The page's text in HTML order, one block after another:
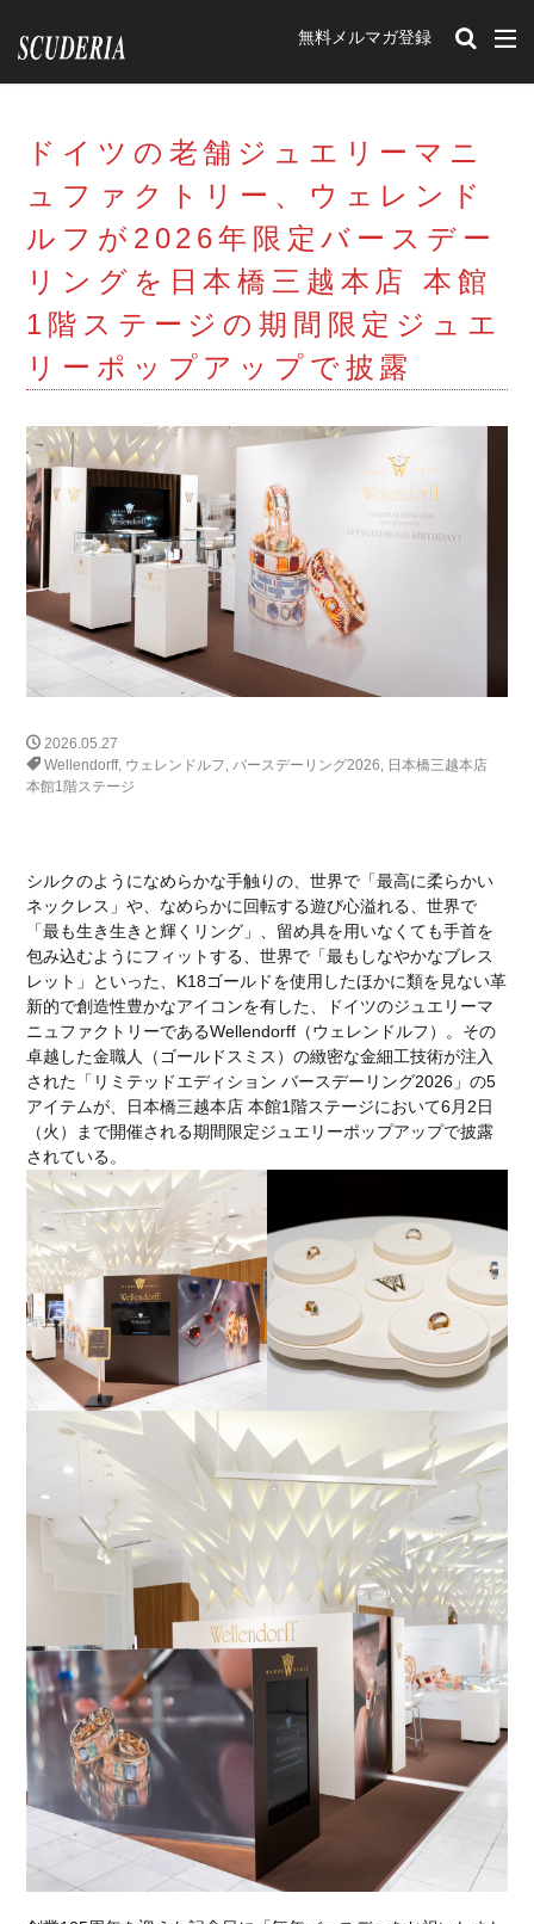
無料メルマガ登録
ドイツの老舗ジュエリーマニ
ュファクトリー、ウェレンド
ルフが2026年限定バースデー
リングを日本橋三越本店 本館
1階ステージの期間限定ジュエ
リーポップアップで披露
2026.05.27
Wellendorff, ウェレンドルフ, バースデーリング2026, 日本橋三越本店
本館1階ステージ
シルクのようになめらかな手触りの、世界で「最高に柔らかい
ネックレス」や、なめらかに回転する遊び心溢れる、世界で
「最も生き生きと輝くリング」、留め具を用いなくても手首を
包み込むようにフィットする、世界で「最もしなやかなブレス
レット」といった、K18ゴールドを使用したほかに類を見ない革
新的で創造性豊かなアイコンを有した、ドイツのジュエリーマ
ニュファクトリーであるWellendorff（ウェレンドルフ）。その
卓越した金職人（ゴールドスミス）の緻密な金細工技術が注入
された「リミテッドエディション バースデーリング2026」の5
アイテムが、日本橋三越本店 本館1階ステージにおいて6月2日
（火）まで開催される期間限定ジュエリーポップアップで披露
されている。
カテゴリー
タグ
12チリンドリ
romaspider SF90XXstradale
Portofino 348tb 348ts Mondial t F40
Mondial3.2 Mondial Cabriolet 328GTB
328GTS 308GTB 208GTB 512BB
F512M 348GTB 550 Maranello 599
F430 575M Maranello 250
carifornia 456 288GTO
FF プロサングエ 清水草一 watch
RICHARDMILLE 296gts roma
125S BREITLING
TOPTIME SatoTakuma Mclaren
伊勢丹新宿店 RM16-02 12CLINDRI SPIDER
リシャールミル FerrariCallenge F1日本GP
鈴鹿サーキット
ショールーム FRD 富士スピードウェイ
UNDULATION クワイ華 現代アート amalfi
アマルフィ ゴルフトーナメント
能登カントリークラブ f355 296speciale
2025秋冬コレクション 296challenge 宮里優作
石川遼 成田美寿々 青木瀬令奈
軽井沢モーターギャザリング KMG オークション
KARUIZAWA MOTOR GATHERING
スーパーカー 849testarossa
ディディエ・ドログバ シャルル・ルクレール
SCUDERIA FERRARI HUBLOT ウブロ
カミネ 高級腕時計
ドリームベッド ligneroset olivierroset
2026春夏コレクション フェラーリSC40
SCUDERIA 通巻150号
代官山蔦屋書店 ART SPARK2026 RM41-01
トゥールビヨン GM_INTERNATIONAL
Jean-Marc Fleury TIME TO WATCHES 2026
WATCH＆WONDERS 2026 CORUM 512TR
scuderia_mag ISAIA Japan Edition 池内博之
Special Projects Red Dot 330 P4
DEAGOSTINI デアゴスティーニ リーン・ロゼ梅田
紫吹淳 KEIKO NISHIYAMA Wellendorff
ウェレンドルフ バースデーリング2026
日本橋三越本店 本館1階ステージ Ligne Roset
OrientStar 75周年記念モデル AFCorse WEC
世界耐久選手権 Kamine
120周年記念 AnitaPorchet